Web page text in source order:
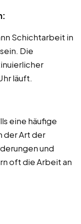
Schichtarbeit in
Die
läuft.
eine häufige
der Art der
und
oft die Arbeit an